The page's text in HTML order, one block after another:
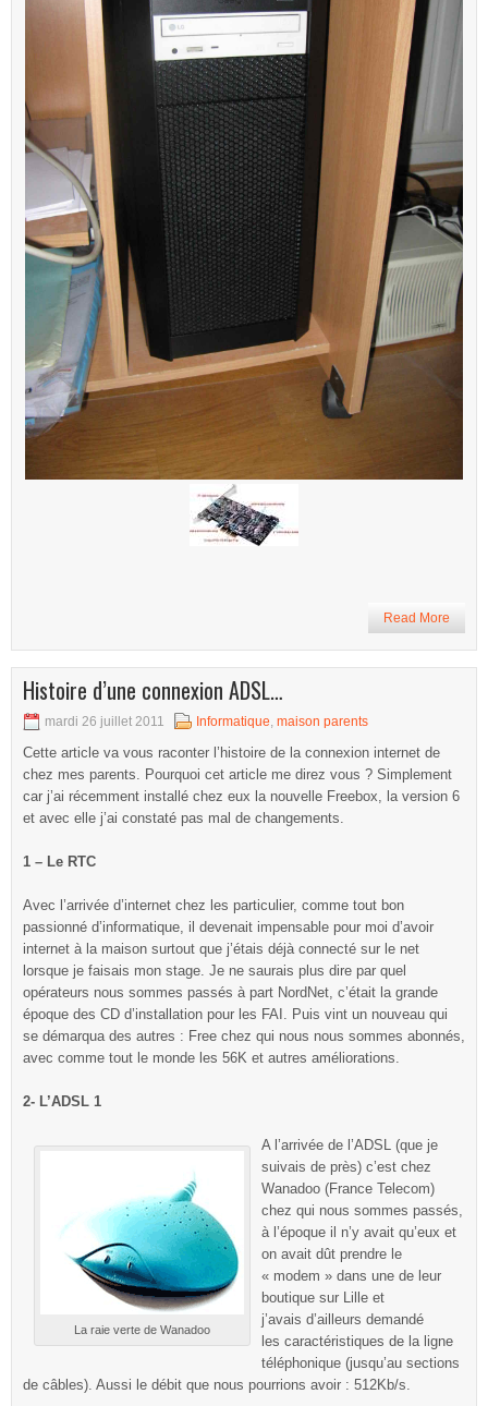
Read More
Histoire d’une connexion ADSL…
mardi 26 juillet 2011 Informatique maison parents
Cette article va vous raconter l’histoire de la connexion internet de
chez mes parents. Pourquoi cet article me direz vous ? Simplement
car j’ai récemment installé chez eux la nouvelle Freebox, la version 6
et avec elle j’ai constaté pas mal de changements.
1 – Le RTC
Avec l’arrivée d’internet chez les particulier, comme tout bon
passionné d’informatique, il devenait impensable pour moi d’avoir
internet à la maison surtout que j’étais déjà connecté sur le net
lorsque je faisais mon stage. Je ne saurais plus dire par quel
opérateurs nous sommes passés à part NordNet, c’était la grande
époque des CD d’installation pour les FAI. Puis vint un nouveau qui
se démarqua des autres : Free chez qui nous nous sommes abonnés,
avec comme tout le monde les 56K et autres améliorations.
2- L’ADSL 1
La raie verte de Wanadoo
A l’arrivée de l’ADSL (que je
suivais de près) c’est chez
Wanadoo (France Telecom)
chez qui nous sommes passés,
à l’époque il n’y avait qu’eux et
on avait dût prendre le
« modem » dans une de leur
boutique sur Lille et
j’avais d’ailleurs demandé
les caractéristiques de la ligne
téléphonique (jusqu’au sections
de câbles). Aussi le débit que nous pourrions avoir : 512Kb/s.